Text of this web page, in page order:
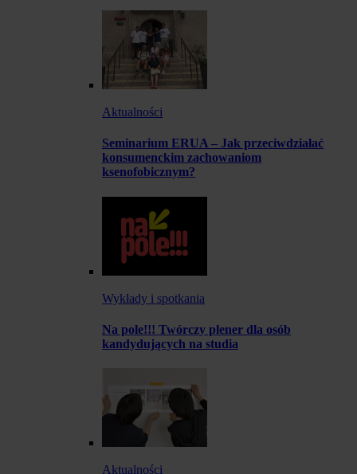
Aktualności
Seminarium ERUA – Jak przeciwdziałać
konsumenckim zachowaniom
ksenofobicznym?
Wykłady i spotkania
Na pole!!! Twórczy plener dla osób
kandydujących na studia
Aktualności